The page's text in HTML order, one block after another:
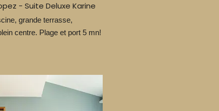
- Suite Deluxe Karine
grande terrasse,
centre. Plage et port 5 mn!